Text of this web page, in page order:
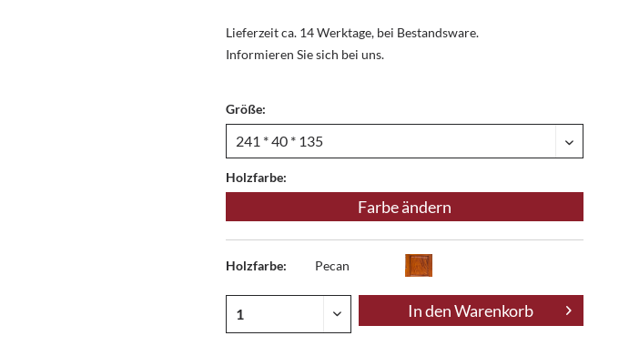
Lieferzeit ca. 14 Werktage, bei Bestandsware.
Informieren Sie sich bei uns.
Größe:
Holzfarbe:
Farbe ändern
Holzfarbe: Pecan
In denWarenkorb